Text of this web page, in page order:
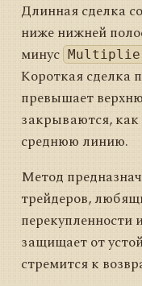
Длинная сделка
ниже нижней
минус
Короткая сделка
превышает
закрываются, как
среднюю линию.
Метод
трейдеров,
перекупленности
защищает от
стремится к